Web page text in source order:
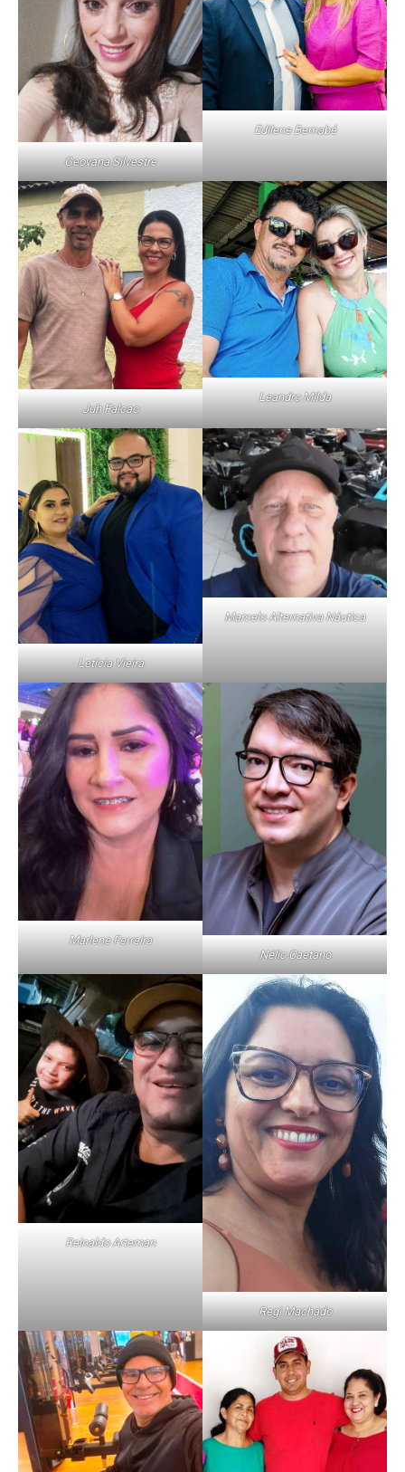
Geovana Silvestre
Edilene Bernabé
Juh Falcao
Leandro Milda
Letícia Vieira
Marcelo Alternativa Náutica
Marlene Ferreira
Nélio Caetano
Reinaldo Arteman
Regi Machado